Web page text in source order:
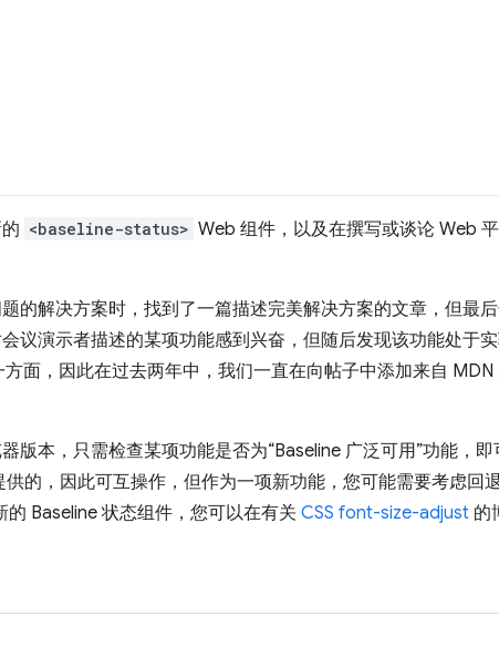
<baseline-status> Web 组件，以及在撰写或谈论 Web
的解决方案时，找到了一篇描述完美解决方案的文章，但最
议演示者描述的某项功能感到兴奋，但随后发现该功能处于
面，因此在过去两年中，我们一直在向帖子中添加来自 MDN
版本，只需检查某项功能是否为“Baseline 广泛可用”功能，即
的，因此可互操作，但作为一项新功能，您可能需要考虑回
Baseline 状态组件，您可以在有关 CSS font-size-adjust 的